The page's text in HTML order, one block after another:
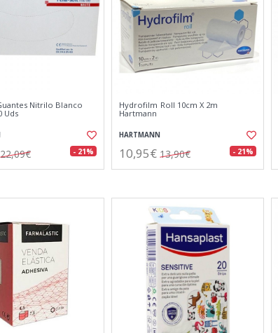
Nitrilo Blanco
Uds
22,09€ - 21%
Hydrofilm Roll 10cm X 2m
Hartmann
HARTMANN
10,95€ 13,90€ - 21%